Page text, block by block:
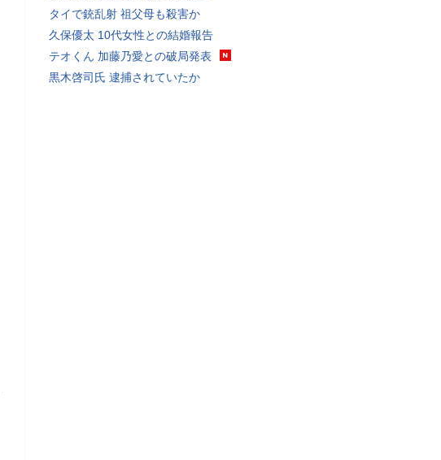
タイで銃乱射 祖父母も殺害か
久保優太 10代女性との結婚報告
テオくん 加藤乃愛との破局発表
黒木啓司氏 逮捕されていたか